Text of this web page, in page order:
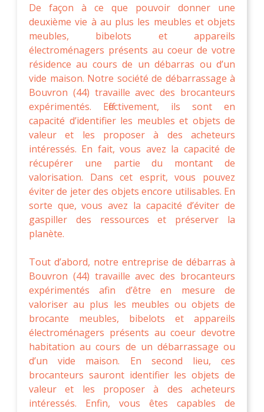
De façon à ce que pouvoir donner une
deuxième vie à au plus les meubles et objets
meubles, bibelots et appareils
électroménagers présents au coeur de votre
résidence au cours de un débarras ou d’un
vide maison. Notre société de débarrassage à
Bouvron (44) travaille avec des brocanteurs
expérimentés. Effectivement, ils sont en
capacité d’identifier les meubles et objets de
valeur et les proposer à des acheteurs
intéressés. En fait, vous avez la capacité de
récupérer une partie du montant de
valorisation. Dans cet esprit, vous pouvez
éviter de jeter des objets encore utilisables. En
sorte que, vous avez la capacité d’éviter de
gaspiller des ressources et préserver la
planète.
Tout d’abord, notre entreprise de débarras à
Bouvron (44) travaille avec des brocanteurs
expérimentés afin d’être en mesure de
valoriser au plus les meubles ou objets de
brocante meubles, bibelots et appareils
électroménagers présents au coeur devotre
habitation au cours de un débarrassage ou
d’un vide maison. En second lieu, ces
brocanteurs sauront identifier les objets de
valeur et les proposer à des acheteurs
intéressés. Enfin, vous êtes capables de